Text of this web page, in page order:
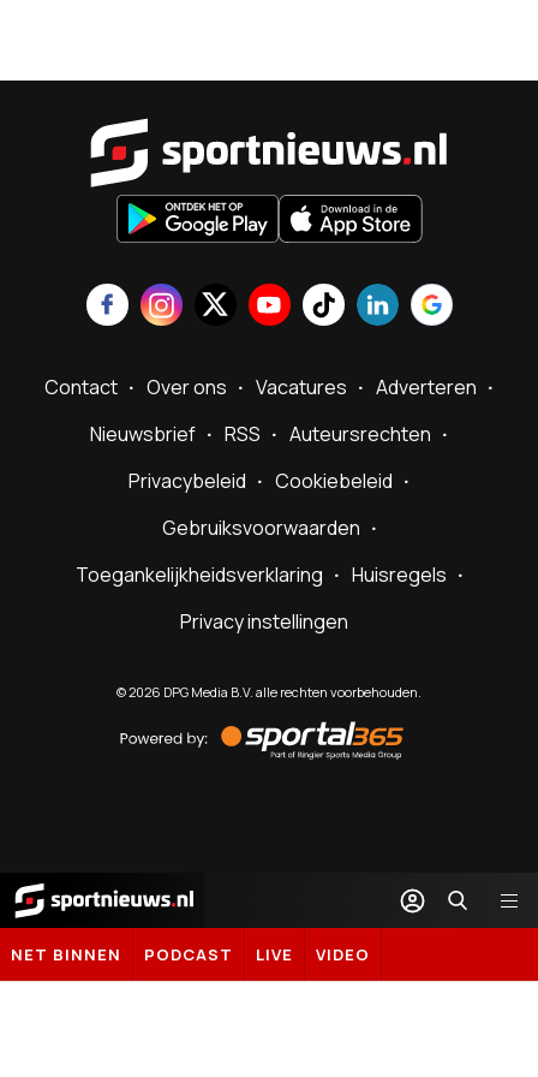
Contact Over ons Vacatures
Adverteren
Nieuwsbrief
RSS
Auteursrechten
Privacybeleid
Cookiebeleid
Gebruiksvoorwaarden
Toegankelijkheidsverklaring
Huisregels
Privacy instellingen
©2026 DPG Media B.V. alle rechten voorbehouden.
by
Sportal365
Sportnieuws.nl
NET BINNEN PODCAST LIVE VIDEO